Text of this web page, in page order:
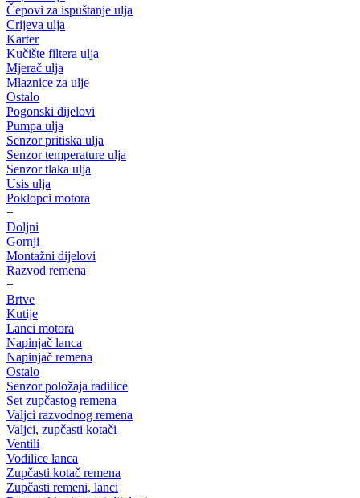
Čepovi za ispuštanje ulja
Crijeva ulja
Karter
Kučište filtera ulja
Mjerač ulja
Mlaznice za ulje
Ostalo
Pogonski dijelovi
Pumpa ulja
Senzor pritiska ulja
Senzor temperature ulja
Senzor tlaka ulja
Usis ulja
Poklopci motora
+
Doljni
Gornji
Montažni dijelovi
Razvod remena
+
Brtve
Kutije
Lanci motora
Napinjač lanca
Napinjač remena
Ostalo
Senzor položaja radilice
Set zupčastog remena
Valjci razvodnog remena
Valjci, zupčasti kotači
Ventili
Vodilice lanca
Zupčasti kotač remena
Zupčasti remeni, lanci